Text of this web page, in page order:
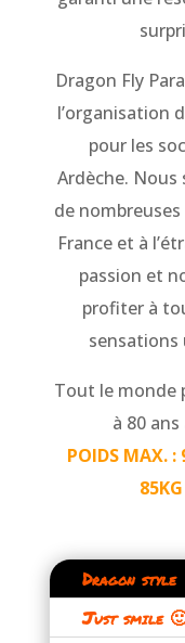
Dragon Fly
l’organisation
pour les
Ardèche. Nous
de
France et à
passion et
profiter à
sensations
Tout le monde
à 80
POIDS MAX. :
Dragon style
Just smile